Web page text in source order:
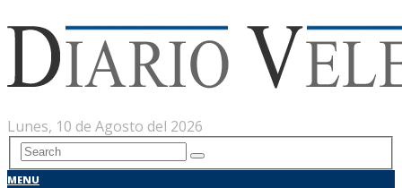
Lunes, 10 de Agosto del 2026
MENU